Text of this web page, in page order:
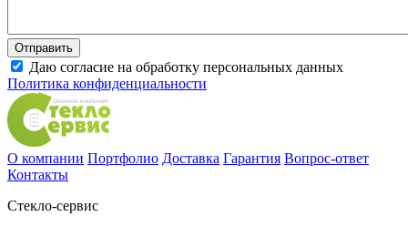
Даю согласие на обработку персональных данных
Политика конфиденциальности
О компании Портфолио Доставка Гарантия Вопрос-ответ
Контакты
Стекло-сервис